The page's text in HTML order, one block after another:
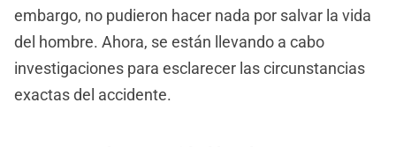
embargo, no pudieron hacer nada por salvar la vida
del hombre. Ahora, se están llevando a cabo
investigaciones para esclarecer las circunstancias
exactas del accidente.